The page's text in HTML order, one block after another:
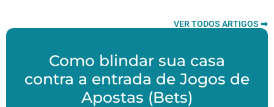
VER TODOS ARTIGOS ➡
Como blindar sua casa
contra a entrada de Jogos de
Apostas (Bets)